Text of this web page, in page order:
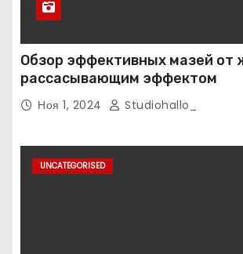
Обзор эффективных мазей от
рассасывающим эффектом
Ноя 1, 2024 Studiohallo_
UNCATEGORISED